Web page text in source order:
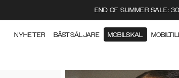
END OF SUMMER SALE:
NYHETER BÄSTSÄLJARE MOBILSKAL